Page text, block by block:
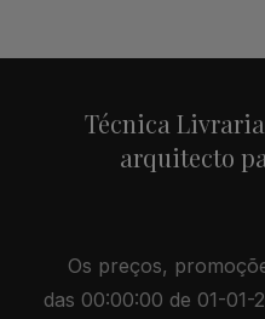
Técnica
arquitecto
Os preços,
das 00:00:00 de 01-01-